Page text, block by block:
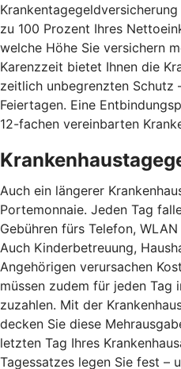
zu 100 Prozent Ihres
welche Höhe Sie versichern
Karenzzeit bietet Ihnen die
zeitlich unbegrenzten Schutz
Feiertagen. Eine
12-fachen vereinbarten
Auch ein längerer
Portemonnaie. Jeden Tag
Gebühren fürs Telefon,
Auch Kinderbetreuung,
Angehörigen verursachen
müssen zudem für jeden Tag
zuzahlen. Mit der
decken Sie diese
letzten Tag Ihres
Tagessatzes legen Sie fest –